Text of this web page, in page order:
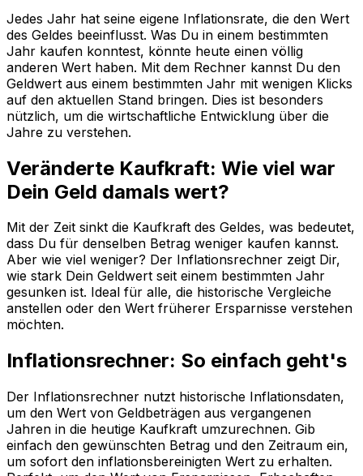
Jedes Jahr hat seine eigene Inflationsrate, die den Wert
des Geldes beeinflusst. Was Du in einem bestimmten
Jahr kaufen konntest, könnte heute einen völlig
anderen Wert haben. Mit dem Rechner kannst Du den
Geldwert aus einem bestimmten Jahr mit wenigen Klicks
auf den aktuellen Stand bringen. Dies ist besonders
nützlich, um die wirtschaftliche Entwicklung über die
Jahre zu verstehen.
Veränderte Kaufkraft: Wie viel war
Dein Geld damals wert?
Mit der Zeit sinkt die Kaufkraft des Geldes, was bedeutet,
dass Du für denselben Betrag weniger kaufen kannst.
Aber wie viel weniger? Der Inflationsrechner zeigt Dir,
wie stark Dein Geldwert seit einem bestimmten Jahr
gesunken ist. Ideal für alle, die historische Vergleiche
anstellen oder den Wert früherer Ersparnisse verstehen
möchten.
Inflationsrechner: So einfach geht's
Der Inflationsrechner nutzt historische Inflationsdaten,
um den Wert von Geldbeträgen aus vergangenen
Jahren in die heutige Kaufkraft umzurechnen. Gib
einfach den gewünschten Betrag und den Zeitraum ein,
um sofort den inflationsbereinigten Wert zu erhalten.